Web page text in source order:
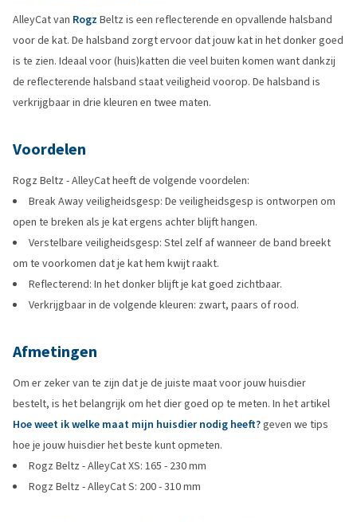
AlleyCat van Rogz Beltz is een reflecterende en opvallende halsband
voor de kat. De halsband zorgt ervoor dat jouw kat in het donker goed
is te zien. Ideaal voor (huis)katten die veel buiten komen want dankzij
de reflecterende halsband staat veiligheid voorop. De halsband is
verkrijgbaar in drie kleuren en twee maten.
Voordelen
Rogz Beltz - AlleyCat heeft de volgende voordelen:
Break Away veiligheidsgesp: De veiligheidsgesp is ontworpen om
open te breken als je kat ergens achter blijft hangen.
Verstelbare veiligheidsgesp: Stel zelf af wanneer de band breekt
om te voorkomen dat je kat hem kwijt raakt.
Reflecterend: In het donker blijft je kat goed zichtbaar.
Verkrijgbaar in de volgende kleuren: zwart, paars of rood.
Afmetingen
Om er zeker van te zijn dat je de juiste maat voor jouw huisdier
bestelt, is het belangrijk om het dier goed op te meten. In het artikel
Hoe weet ik welke maat mijn huisdier nodig heeft?geven we tips
hoe je jouw huisdier het beste kunt opmeten.
Rogz Beltz - AlleyCat XS: 165 - 230 mm
Rogz Beltz - AlleyCat S: 200 - 310 mm